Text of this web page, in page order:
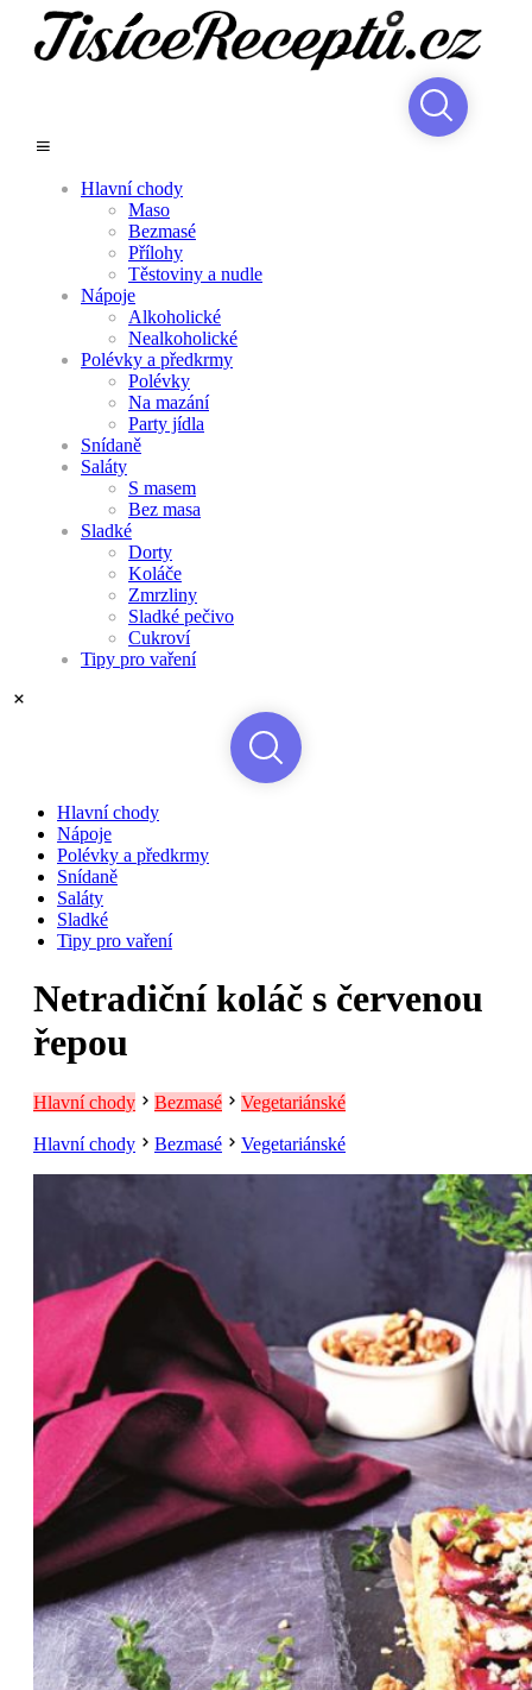
Hlavní chody
Maso
Bezmasé
Přílohy
Těstoviny a nudle
Nápoje
Alkoholické
Nealkoholické
Polévky a předkrmy
Polévky
Na mazání
Party jídla
Snídaně
Saláty
S masem
Bez masa
Sladké
Dorty
Koláče
Zmrzliny
Sladké pečivo
Cukroví
Tipy pro vaření
Hlavní chody
Nápoje
Polévky a předkrmy
Snídaně
Saláty
Sladké
Tipy pro vaření
Netradiční koláč s červenou
řepou
Hlavní chody Bezmasé Vegetariánské
Hlavní chody Bezmasé Vegetariánské